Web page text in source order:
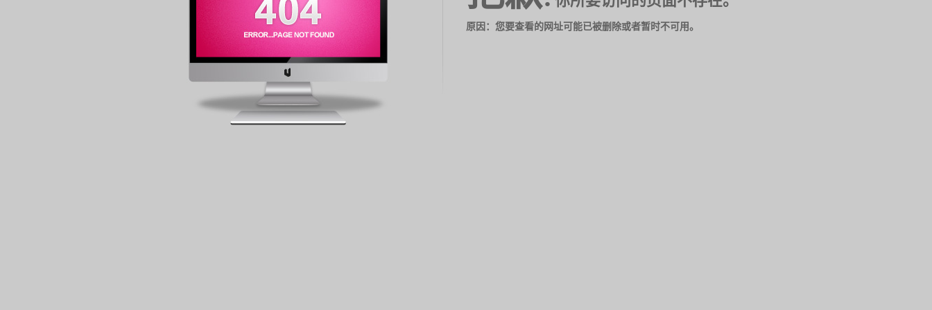
原因：您要查看的网址可能已被删除或者暂时不可用。